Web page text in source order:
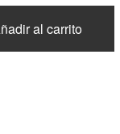
al carrito